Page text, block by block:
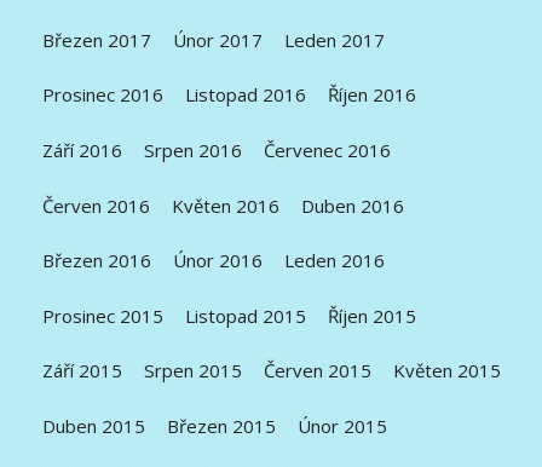
Březen 2017 Únor 2017 Leden 2017
Prosinec 2016 Listopad 2016 Říjen 2016
Září 2016 Srpen 2016 Červenec 2016
Červen 2016 Květen 2016 Duben 2016
Březen 2016 Únor 2016 Leden 2016
Prosinec 2015 Listopad 2015 Říjen 2015
Září 2015 Srpen 2015 Červen 2015 Květen 2015
Duben 2015 Březen 2015 Únor 2015